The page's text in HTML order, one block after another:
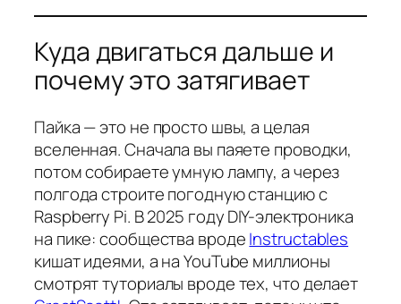
Куда двигаться дальше и
почему это затягивает
Пайка — это не просто швы, а целая
вселенная. Сначала вы паяете проводки,
потом собираете умную лампу, а через
полгода строите погодную станцию с
Raspberry Pi. В 2025 году DIY-электроника
на пике: сообщества вродеInstructables
кишат идеями, а на YouTube миллионы
смотрят туториалы вроде тех, что делает